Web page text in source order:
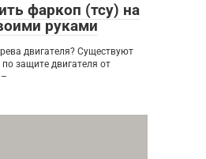
фаркоп (тсу) на
руками
двигателя? Существуют
защите двигателя от